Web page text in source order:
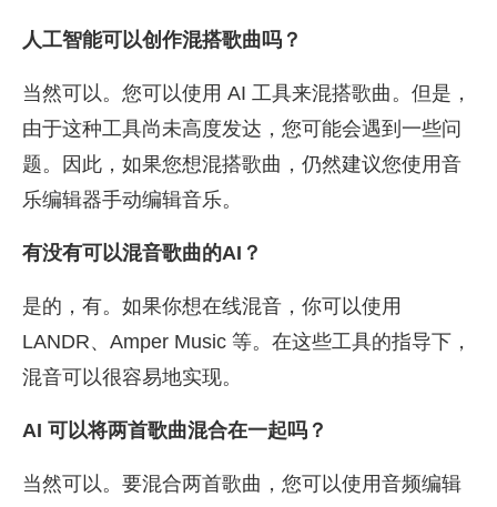
人工智能可以创作混搭歌曲吗？
当然可以。您可以使用 AI 工具来混搭歌曲。但是，
由于这种工具尚未高度发达，您可能会遇到一些问
题。因此，如果您想混搭歌曲，仍然建议您使用音
乐编辑器手动编辑音乐。
有没有可以混音歌曲的AI？
是的，有。如果你想在线混音，你可以使用
LANDR、Amper Music 等。在这些工具的指导下，
混音可以很容易地实现。
AI 可以将两首歌曲混合在一起吗？
当然可以。要混合两首歌曲，您可以使用音频编辑